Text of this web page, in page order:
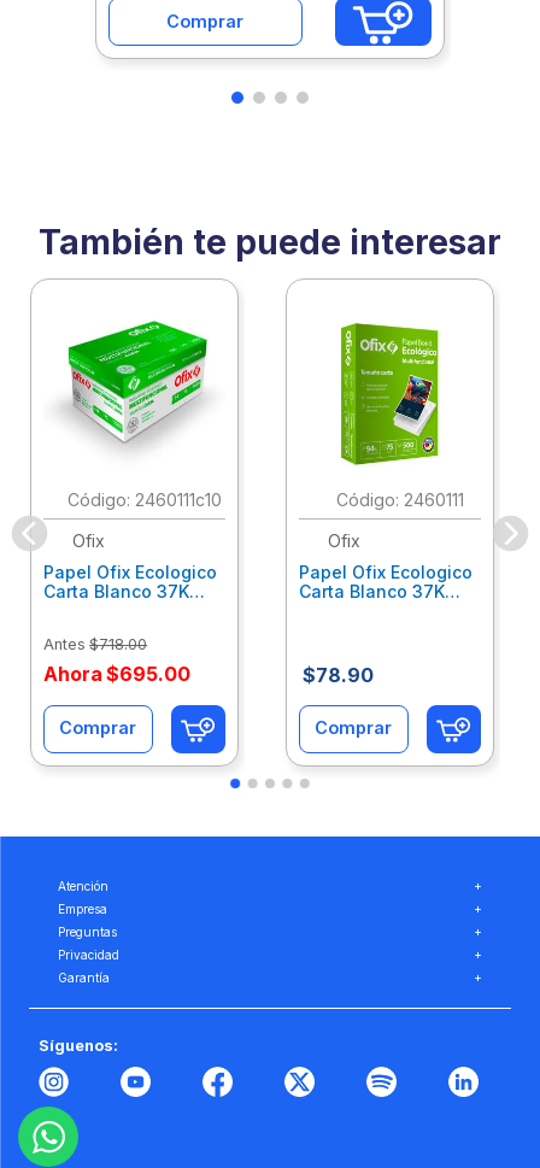
Comprar
También te puede interesar
: 2460111c10
Ofix
Papel Ofix Ecologico
Carta Blanco 37K
Antes $718.00
Ahora $695.00
Comprar
: 2460111
Ofix
Papel Ofix Ecologico
Carta Blanco 37K
$78.90
Comprar
Atención
+
Empresa
+
Preguntas
+
Privacidad
+
Garantía
+
Síguenos: